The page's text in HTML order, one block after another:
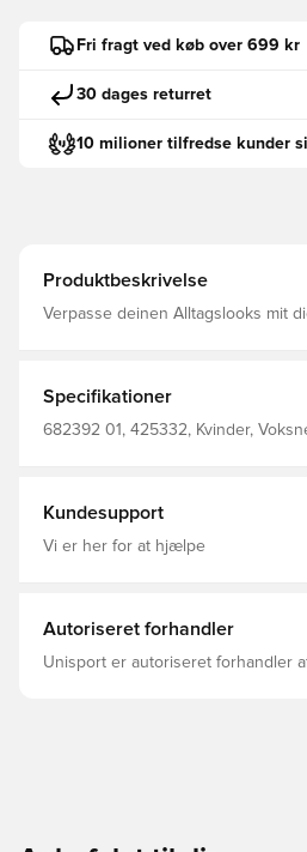
Fri fragt ved køb over 699 kr
30 dages returret
10 milioner tilfredse kunder
Produktbeskrivelse
Verpasse deinen Alltagslooks mit
Hauptmaterial: Fleece Reguläre
Ärmel Kängurutasche PUMA
Specifikationer
682392 01, 425332, Kvinder,
Kundesupport
Vi er her for at hjælpe
Autoriseret forhandler
Unisport er autoriseret forhandler